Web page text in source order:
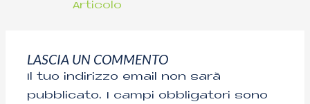
Articolo
LASCIA UN COMMENTO
Il tuo indirizzo email non sarà
pubblicato. I campi obbligatori sono